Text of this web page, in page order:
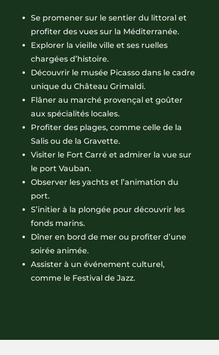
Se promener sur le sentier du littoral et
profiter des vues sur la Méditerranée.
Explorer la vieille ville et ses ruelles
chargées d’histoire.
Découvrir le musée Picasso dans le cadre
unique du Château Grimaldi.
Flâner au marché provençal et goûter
aux spécialités locales.
Profiter des plages, comme celle de la
Salis ou de la Gravette.
Visiter le Fort Carré et admirer la vue sur
le port Vauban.
Observer les yachts et l’animation du
port.
S’initier à la plongée pour découvrir les
fonds marins.
Dîner en bord de mer ou profiter d’une
soirée animée.
Assister à un événement culturel,
comme le Festival de Jazz.